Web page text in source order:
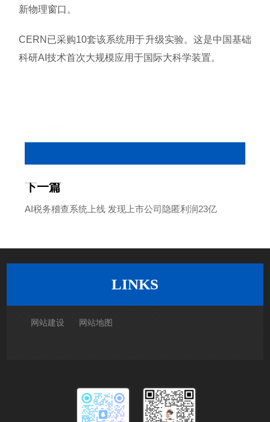
新物理窗口。
CERN已采购10套该系统用于升级实验。这是中国基础
科研AI技术首次大规模应用于国际大科学装置。
下一篇
AI税务稽查系统上线 发现上市公司隐匿利润23亿
LINKS
网站建设 网站地图